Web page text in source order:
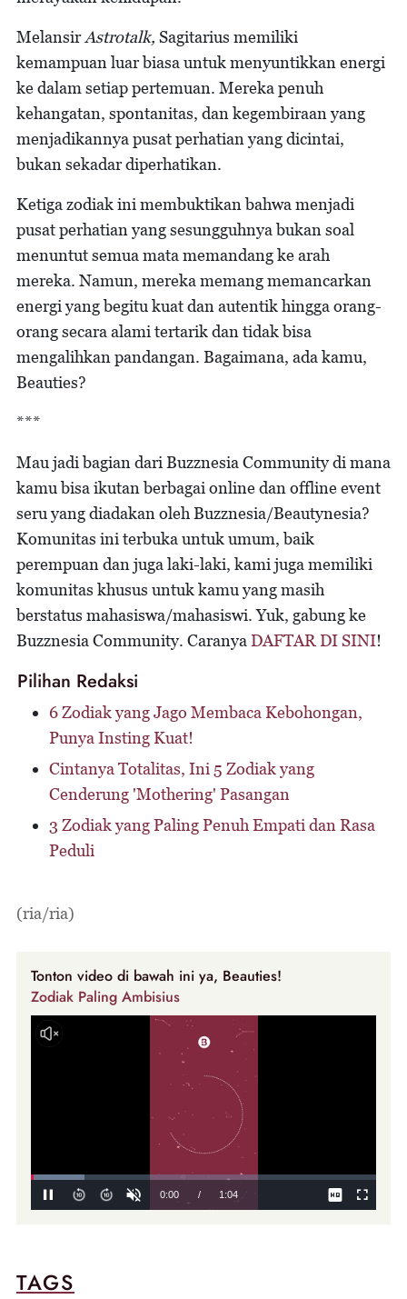
MelansirAstrotalk, Sagitarius memiliki
kemampuan luar biasa untuk menyuntikkan energi
ke dalam setiap pertemuan. Mereka penuh
kehangatan, spontanitas, dan kegembiraan yang
menjadikannya pusat perhatian yang dicintai,
bukan sekadar diperhatikan.
Ketiga zodiak ini membuktikan bahwa menjadi
pusat perhatian yang sesungguhnya bukan soal
menuntut semua mata memandang ke arah
mereka. Namun, mereka memang memancarkan
energi yang begitu kuat dan autentik hingga orang-
orang secara alami tertarik dan tidak bisa
mengalihkan pandangan. Bagaimana, ada kamu,
Beauties?
***
Mau jadi bagian dari Buzznesia Community di mana
kamu bisa ikutan berbagai online dan offline event
seru yang diadakan oleh Buzznesia/Beautynesia?
Komunitas ini terbuka untuk umum, baik
perempuan dan juga laki-laki, kami juga memiliki
komunitas khusus untuk kamu yang masih
berstatus mahasiswa/mahasiswi. Yuk, gabung ke
Buzznesia Community. Caranya DAFTAR DI SINI!
Pilihan Redaksi
6 Zodiak yang Jago Membaca Kebohongan,
Punya Insting Kuat!
Cintanya Totalitas, Ini 5 Zodiak yang
Cenderung 'Mothering' Pasangan
3 Zodiak yang Paling Penuh Empati dan Rasa
Peduli
(ria/ria)
Tonton video di bawah ini ya, Beauties!
Zodiak Paling Ambisius
TAGS